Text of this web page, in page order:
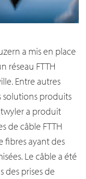
a mis en place
réseau FTTH
Entre autres
solutions produits
a produit
de câble FTTH
fibres ayant des
Le câble a été
des prises de